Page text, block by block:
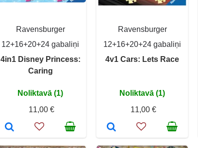
Ravensburger
12+16+20+24 gabaliņi
4in1 Disney Princess:
Caring
Noliktavā (1)
11,00 €
Ravensburger
12+16+20+24 gabaliņi
4v1 Cars: Lets Race
Noliktavā (1)
11,00 €